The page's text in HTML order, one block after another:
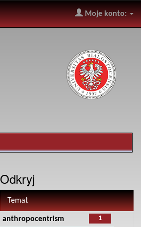
Moje konto:
Odkryj
Temat
1
anthropocentrism